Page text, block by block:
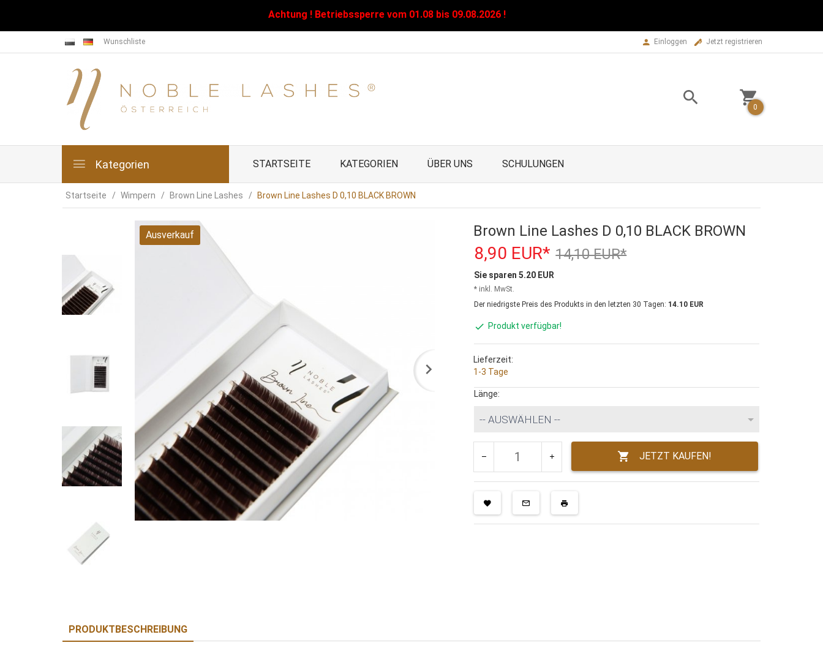
Achtung ! Betriebssperre vom 01.08 bis 09.08.2026 !
Wunschliste Einloggen Jetzt registrieren
0
Kategorien STARTSEITE KATEGORIEN ÜBER UNS SCHULUNGEN
Startseite Wimpern Brown Line Lashes Brown Line Lashes D 0,10 BLACK BROWN
Ausverkauf Brown Line Lashes D 0,10 BLACK BROWN
8,90 EUR* 14,10 EUR*
Sie sparen 5.20 EUR
* inkl. MwSt.
Der niedrigste Preis des Produkts in den letzten 30 Tagen: 14.10 EUR
Produkt verfügbar!
Lieferzeit:
1-3 Tage
Länge:
-- AUSWÄHLEN --
JETZT KAUFEN!
PRODUKTBESCHREIBUNG